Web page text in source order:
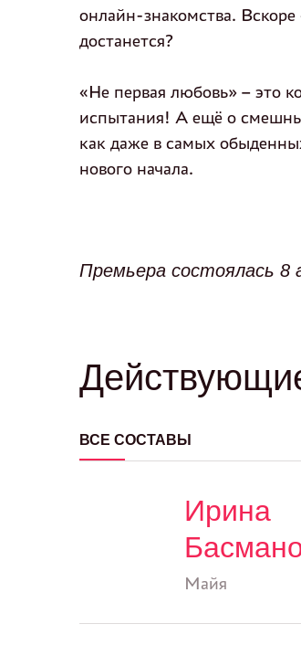
онлайн‑знакомства.
достанется?
«Не первая любовь» – это
испытания! А ещё о
как даже в самых
нового начала.
­Премьера состоялась 8
ВСЕ СОСТАВЫ
Ирина
Майя